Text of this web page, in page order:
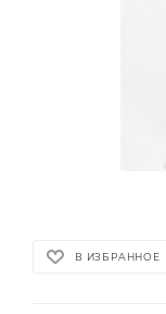
В ИЗБРАННОЕ